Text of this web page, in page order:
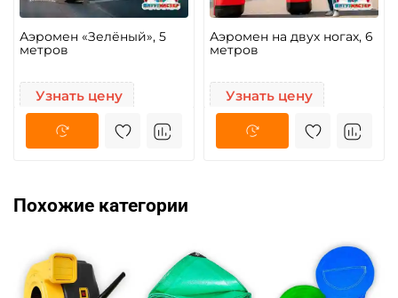
Аэромен «Зелёный», 5
метров
Узнать цену
Аэромен на двух ногах, 6
метров
Узнать цену
Похожие категории